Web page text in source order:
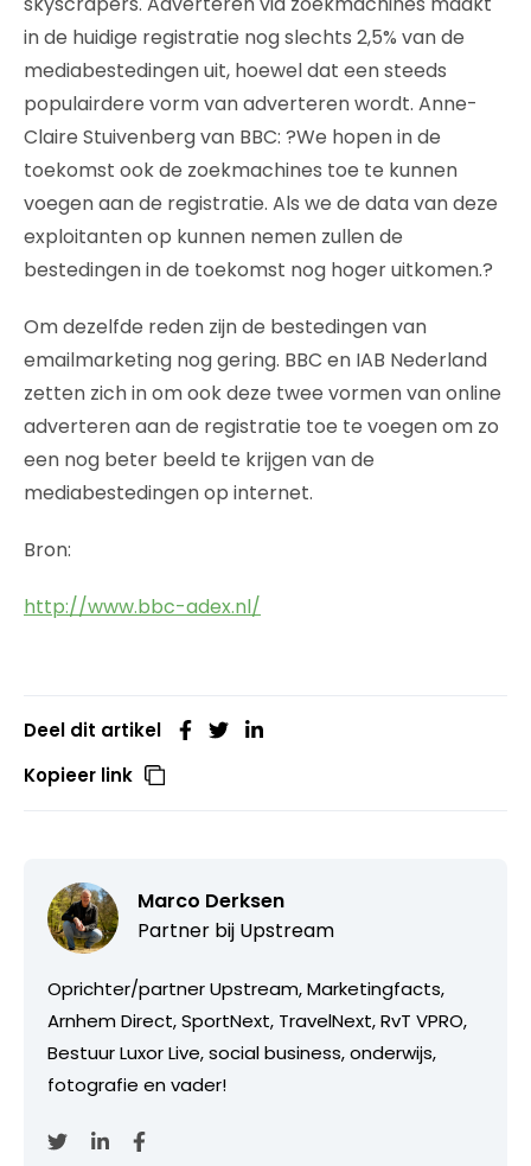
in de huidige registratie nog slechts 2,5% van de
mediabestedingen uit, hoewel dat een steeds
populairdere vorm van adverteren wordt. Anne-
Claire Stuivenberg van BBC: ?We hopen in de
toekomst ook de zoekmachines toe te kunnen
voegen aan de registratie. Als we de data van deze
exploitanten op kunnen nemen zullen de
bestedingen in de toekomst nog hoger uitkomen.?
Om dezelfde reden zijn de bestedingen van
emailmarketing nog gering. BBC en IAB Nederland
zetten zich in om ook deze twee vormen van online
adverteren aan de registratie toe te voegen om zo
een nog beter beeld te krijgen van de
mediabestedingen op internet.
Bron:
http://www.bbc-adex.nl/
Deel dit artikel
Kopieer link
Marco Derksen
Partner bij Upstream
Oprichter/partner Upstream, Marketingfacts,
Arnhem Direct, SportNext, TravelNext, RvT VPRO,
Bestuur Luxor Live, social business, onderwijs,
fotografie en vader!